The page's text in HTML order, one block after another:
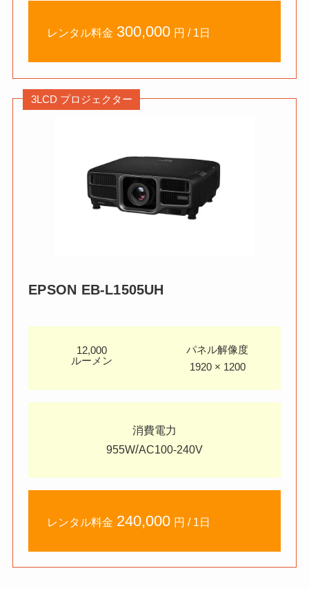
レンタル料金 300,000 円 / 1日
3LCD プロジェクター
EPSON EB-L1505UH
12,000
ルーメン
パネル解像度
1920 × 1200
消費電力
955W/AC100-240V
レンタル料金 240,000 円 / 1日